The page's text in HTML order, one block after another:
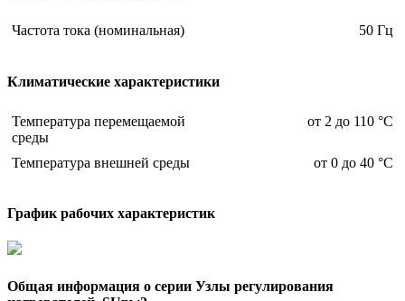
Частота тока (номинальная) 50 Гц
Климатические характеристики
Температура перемещаемой
среды
от 2 до 110 °С
Температура внешней среды от 0 до 40 °С
График рабочих характеристик
Общая информация о серии Узлы регулирования